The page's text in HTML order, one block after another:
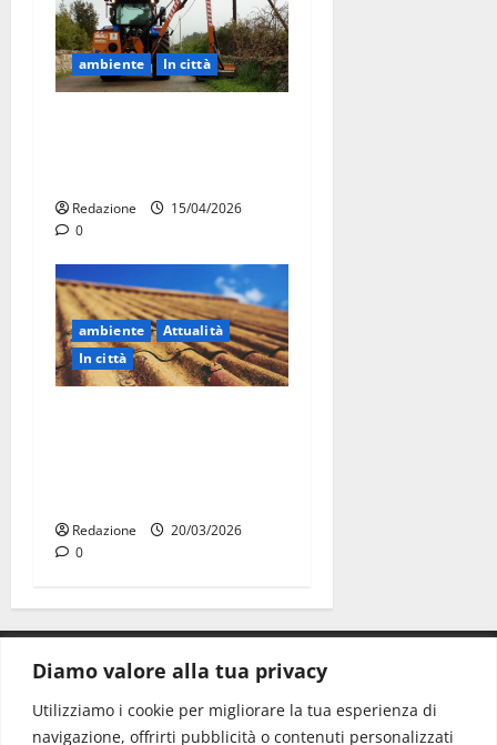
Diamo valore alla tua privacy
Utilizziamo i cookie per migliorare la tua esperienza di
navigazione, offrirti pubblicità o contenuti personalizzati
ambiente In città
Redazione
15/04/2026
0
ambiente
Attualità
In città
Redazione
20/03/2026
0
CONTATTI.